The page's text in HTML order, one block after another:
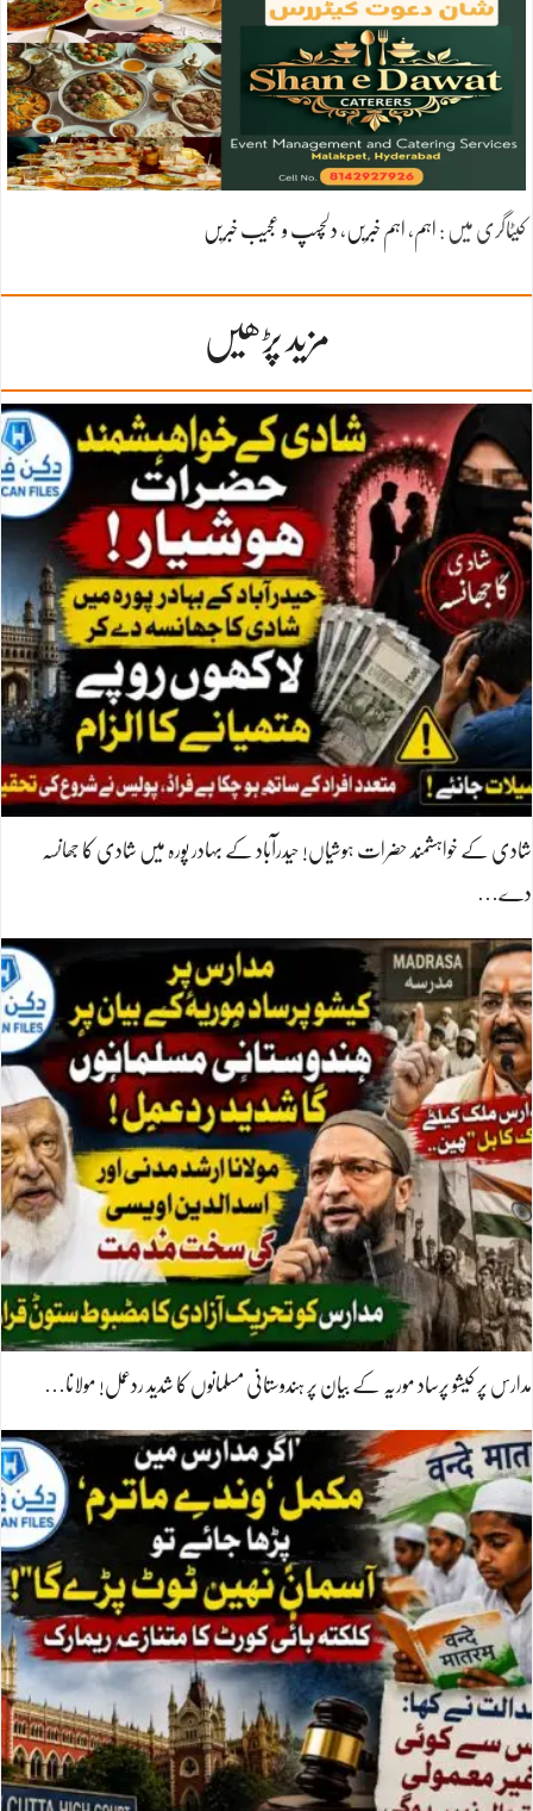
کیٹاگری میں : اہم، اہم خبریں، دلچسپ و عجیب خبریں
مزید پڑھیں
شادی کے خواہشمند حضرات ہوشیاں! حیدرآباد کے بہادر پورہ میں شادی کا جھانسہ
دے…
مدارس پر کیشو پرساد موریہ کے بیان پر ہندوستانی مسلمانوں کا شدید ردعمل! مولانا…